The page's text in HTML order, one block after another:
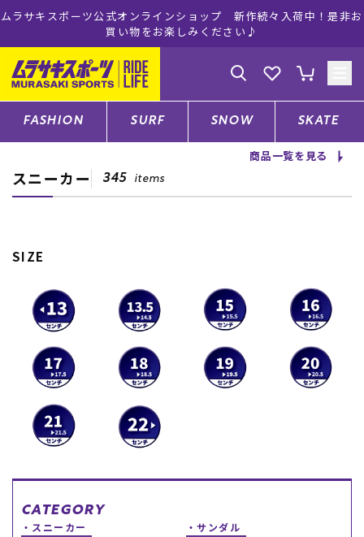
ムラサキスポーツ公式オンラインショップ 新作続々入荷中！是非お
買い物をお楽しみください♪
ゲスト様
ログイン 会員登録
店舗一覧
ファッションTOP
サーフTOP
スノーTOP
スケートTOP
CONTENTS
FASHION SURF SNOW SKATE
商品一覧を見る
スニーカー 345 items
SIZE
CATEGORY
スニーカー
サンダル